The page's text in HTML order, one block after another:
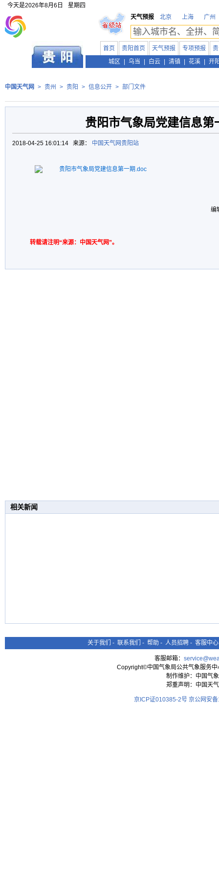
今天是2026年8月6日
星期四
天气预报
北京 上海 广州
首页 贵阳首页 天气预报 专项预报
城区
乌当 白云 清镇 花溪 开
中国天气网 > 贵州 > 贵阳 > 信息公开 > 部门文件
贵阳市气象局党建信息第
2018-04-25 16:01:14 来源： 中国天气网贵阳站
贵阳市气象局党建信息第一期.doc
编
转载请注明“来源：中国天气网”。
相关新闻
关于我们 - 联系我们 - 帮助 - 人员招聘 - 客服中心
客服邮箱：
Copyright©中国气象局公共气象服务
制作维护：中国气
郑重声明：中国天
京ICP证010385-2号 京公网安